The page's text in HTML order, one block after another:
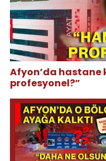
Afyon’da hastane
profesyonel?”